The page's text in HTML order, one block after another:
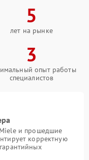
5
лет на рынке
3
опыт работы
специалистов
и прошедшие
корректную